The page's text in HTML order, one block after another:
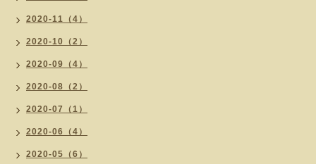
2020-11（4）
2020-10（2）
2020-09（4）
2020-08（2）
2020-07（1）
2020-06（4）
2020-05（6）